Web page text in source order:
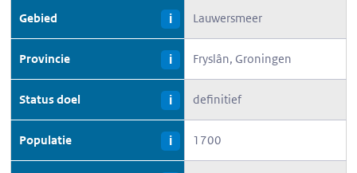
Gebied i Lauwersmeer
Provincie i Fryslân, Groningen
Status doel i definitief
Populatie i 1700